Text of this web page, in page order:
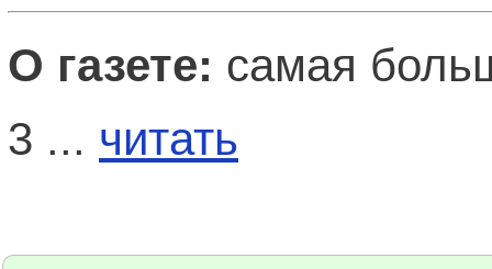
О газете: самая
3 ... читать